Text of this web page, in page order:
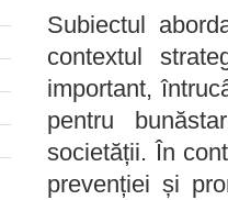
Subiectul
contextul
important,
pentru
societății. În
prevenției și